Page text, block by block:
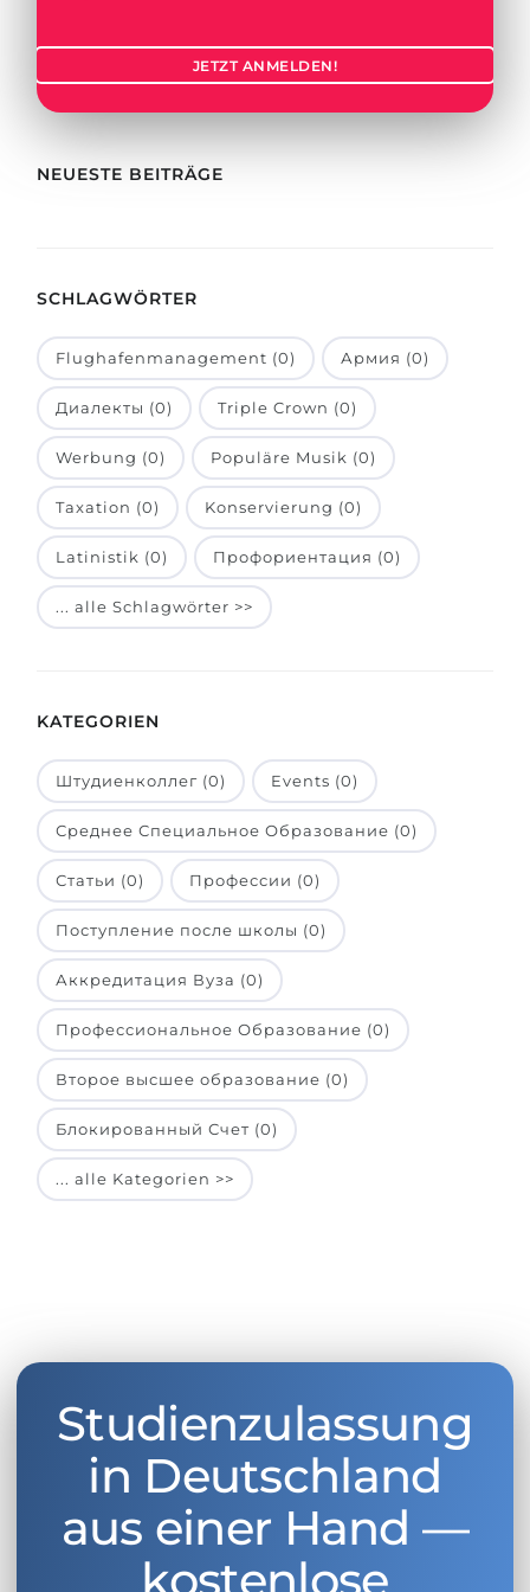
BERUFE
Beispiel-Stellenangebote
Holland-Test
Interessenkarte-Test
RIASEC-Test
Erfolgzu
100%
Unsere Studierenden werden
BERATUNG!
BEWERBEN FÜR FACHRICHTUNG …
Medizin
Physik
BEWERBEN AUS …
Russland
Ukraine
Kasachstan
Aserbaidschan
Armenien
Belarus
Anderes Land
JETZT ANMELDEN!
NEUESTE BEITRÄGE
SCHLAGWÖRTER
Flughafenmanagement (0) Армия (0)
Диалекты (0) Triple Crown (0)
Werbung (0) Populäre Musik (0)
Taxation (0) Konservierung (0)
Latinistik (0) Профориентация (0)
... alle Schlagwörter >>
KATEGORIEN
Штудиенколлег (0) Events (0)
Среднее Специальное Образование (0)
Статьи (0) Профессии (0)
Поступление после школы (0)
Аккредитация Вуза (0)
Профессиональное Образование (0)
Второе высшее образование (0)
Блокированный Счет (0)
... alle Kategorien >>
Studienzulassung
in Deutschland
aus einer Hand —
kostenlose